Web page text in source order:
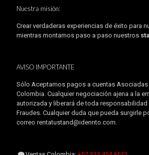
Nuestra misión:
Crear verdaderas experiencias de éxito para
mientras montamos paso a paso nuestros
AVISO IMPORTANTE
Sólo Aceptamos pagos a cuentas Asociadas
Colombia. Cualquier negociación ajena a la
autorizada y liberará de toda responsabilidad
Fraudes. Cualquier duda que pueda surgirle
correo rentatustand@idennto.com.